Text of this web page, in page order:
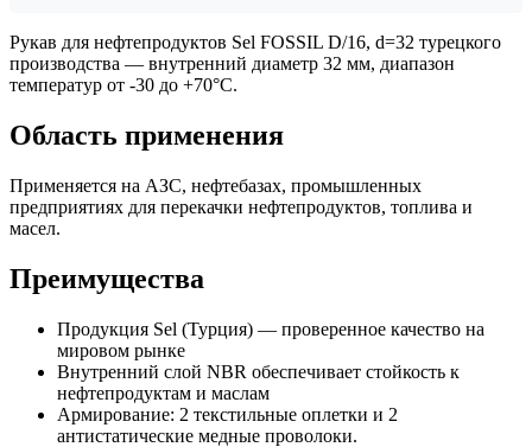
Рукав для нефтепродуктов Sel FOSSIL D/16, d=32 турецкого
производства — внутренний диаметр 32 мм, диапазон
температур от -30 до +70°C.
Область применения
Применяется на АЗС, нефтебазах, промышленных
предприятиях для перекачки нефтепродуктов, топлива и
масел.
Преимущества
Продукция Sel (Турция) — проверенное качество на
мировом рынке
Внутренний слой NBR обеспечивает стойкость к
нефтепродуктам и маслам
Армирование: 2 текстильные оплетки и 2
антистатические медные проволоки.